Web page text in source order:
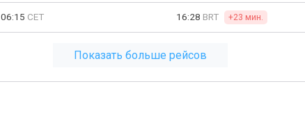
06:15 CET 16:28 BRT +23 мин.
Показать больше рейсов